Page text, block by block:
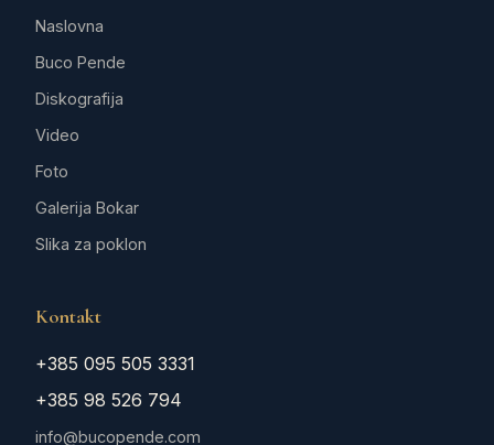
Naslovna
Buco Pende
Diskografija
Video
Foto
Galerija Bokar
Slika za poklon
Kontakt
+385 095 505 3331
+385 98 526 794
info@bucopende.com